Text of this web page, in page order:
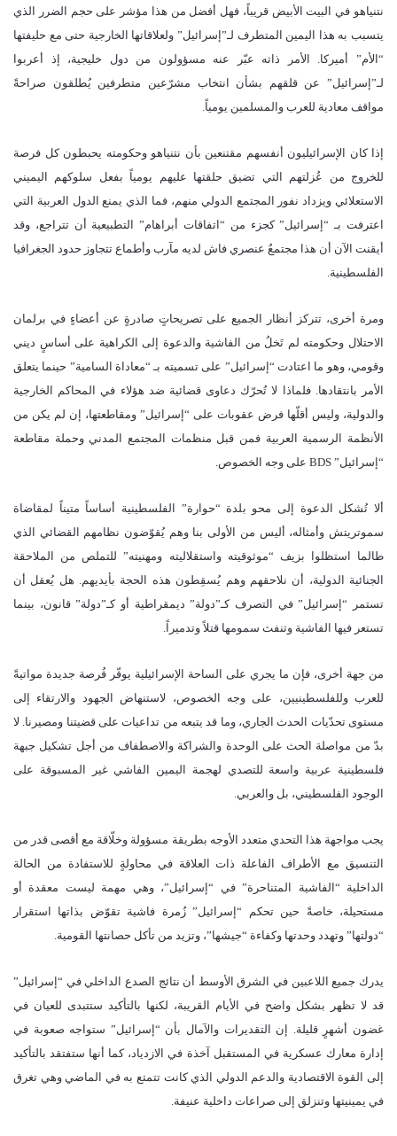
نتنياهو في البيت الأبيض قريباً، فهل أفضل من هذا مؤشر على حجم الضرر الذي
يتسبب به هذا اليمين المتطرف لـ”إسرائيل” ولعلاقاتها الخارجية حتى مع حليفتها
“الأم” أميركا. الأمر ذاته عبّر عنه مسؤولون من دول خليجية، إذ أعربوا
لـ”إسرائيل” عن قلقهم بشأن انتخاب مشرّعين متطرفين يُطلقون صراحةً
مواقف معادية للعرب والمسلمين يومياً.
إذا كان الإسرائيليون أنفسهم مقتنعين بأن نتنياهو وحكومته يحبطون كل فرصة
للخروج من عُزلتهم التي تضيق حلقتها عليهم يومياً بفعل سلوكهم اليميني
الاستعلائي ويزداد نفور المجتمع الدولي منهم، فما الذي يمنع الدول العربية التي
اعترفت بـ “إسرائيل” كجزء من “اتفاقات أبراهام” التطبيعية أن تتراجع، وقد
أيقنت الآن أن هذا مجتمعٌ عنصري فاش لديه مآرب وأطماع تتجاوز حدود الجغرافيا
الفلسطينية.
ومرة أخرى، تتركز أنظار الجميع على تصريحاتٍ صادرةٍ عن أعضاءٍ في برلمان
الاحتلال وحكومته لم تَخلُ من الفاشية والدعوة إلى الكراهية على أساسٍ ديني
وقومي، وهو ما اعتادت “إسرائيل” على تسميته بـ “معاداة السامية” حينما يتعلق
الأمر بانتقادها. فلماذا لا تُحرّك دعاوى قضائية ضد هؤلاء في المحاكم الخارجية
والدولية، وليس أقلّها فرض عقوبات على “إسرائيل” ومقاطعتها، إن لم يكن من
الأنظمة الرسمية العربية فمن قبل منظمات المجتمع المدني وحملة مقاطعة
“إسرائيل” BDS على وجه الخصوص.
ألا تُشكل الدعوة إلى محو بلدة “حوارة” الفلسطينية أساساً متيناً لمقاضاة
سموتريتش وأمثاله، أليس من الأولى بنا وهم يُقوّضون نظامهم القضائي الذي
طالما استظلوا بزيف “موثوقيته واستقلاليته ومهنيته” للتملص من الملاحقة
الجنائية الدولية، أن نلاحقهم وهم يُسقِطون هذه الحجة بأيديهم. هل يُعقل أن
تستمر “إسرائيل” في التصرف كـ”دولة” ديمقراطية أو كـ”دولة” قانون، بينما
تستعر فيها الفاشية وتنفث سمومها قتلاً وتدميراً.
من جهة أخرى، فإن ما يجري على الساحة الإسرائيلية يوفّر فُرصة جديدة مواتيةً
للعرب وللفلسطينيين، على وجه الخصوص، لاستنهاض الجهود والارتقاء إلى
مستوى تحدّيات الحدث الجاري، وما قد يتبعه من تداعيات على قضيتنا ومصيرنا. لا
بدّ من مواصلة الحث على الوحدة والشراكة والاصطفاف من أجل تشكيل جبهة
فلسطينية عربية واسعة للتصدي لهجمة اليمين الفاشي غير المسبوقة على
الوجود الفلسطيني، بل والعربي.
يجب مواجهة هذا التحدي متعدد الأوجه بطريقة مسؤولة وخلّاقة مع أقصى قدر من
التنسيق مع الأطراف الفاعلة ذات العلاقة في محاولةٍ للاستفادة من الحالة
الداخلية “الفاشية المتناحرة” في “إسرائيل”، وهي مهمة ليست معقدة أو
مستحيلة، خاصةً حين تحكم “إسرائيل” زُمرة فاشية ​​تقوّض بذاتها استقرار
“دولتها” وتهدد وحدتها وكفاءة “جيشها”، وتزيد من تأكل حصانتها القومية.
يدرك جميع اللاعبين في الشرق الأوسط أن نتائج الصدع الداخلي في “إسرائيل”
قد لا تظهر بشكل واضح في الأيام القريبة، لكنها بالتأكيد ستتبدى للعيان في
غضون أشهرٍ قليلة. إن التقديرات والآمال بأن “إسرائيل” ستواجه صعوبة في
إدارة معارك عسكرية في المستقبل آخذة في الازدياد، كما أنها ستفتقد بالتأكيد
إلى القوة الاقتصادية والدعم الدولي الذي كانت تتمتع به في الماضي وهي تغرق
في يمينيتها وتنزلق إلى صراعات داخلية عنيفة.